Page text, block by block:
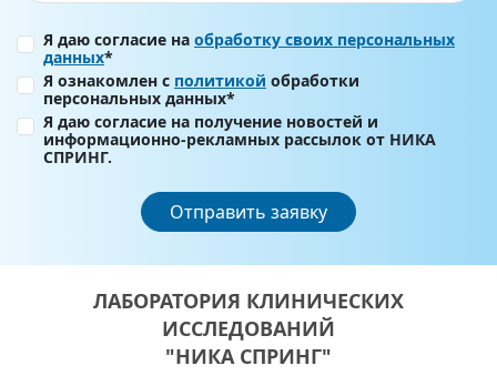
Я даю согласие на обработку своих персональных
данных*
Я ознакомлен с политикой обработки
персональных данных*
Я даю согласие на получение новостей и
информационно-рекламных рассылок от НИКА
СПРИНГ.
Отправить заявку
ЛАБОРАТОРИЯ КЛИНИЧЕСКИХ
ИССЛЕДОВАНИЙ
"НИКА СПРИНГ"